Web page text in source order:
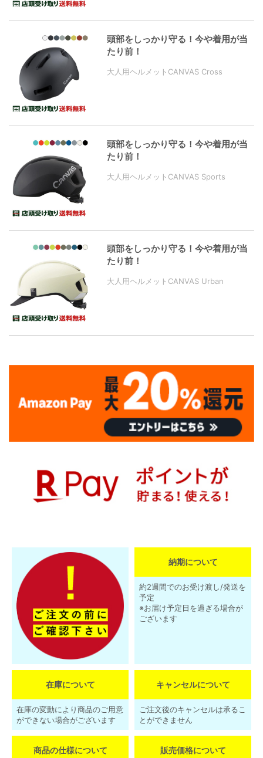
頭部をしっかり守る！今や着用が当
たり前！
大人用ヘルメットCANVAS Cross
頭部をしっかり守る！今や着用が当
たり前！
大人用ヘルメットCANVAS Sports
頭部をしっかり守る！今や着用が当
たり前！
大人用ヘルメットCANVAS Urban
納期について
約2週間でのお受け渡し/発送を
予定
※お届け予定日を過ぎる場合が
ございます
在庫について
在庫の変動により商品のご用意
ができない場合がございます
キャンセルについて
ご注文後のキャンセルは承るこ
とができません
商品の仕様について 販売価格について